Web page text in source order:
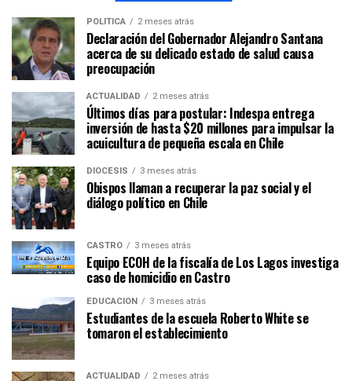
POLÍTICA 2 meses atrás
Declaración del Gobernador Alejandro Santana
acerca de su delicado estado de salud causa
preocupación
ACTUALIDAD 2 meses atrás
Últimos días para postular: Indespa entrega
inversión de hasta $20 millones para impulsar la
acuicultura de pequeña escala en Chile
DIÓCESIS 3 meses atrás
Obispos llaman a recuperar la paz social y el
diálogo político en Chile
CASTRO 3 meses atrás
Equipo ECOH de la fiscalía de Los Lagos investiga
caso de homicidio en Castro
EDUCACIÓN 3 meses atrás
Estudiantes de la escuela Roberto White se
tomaron el establecimiento
ACTUALIDAD 2 meses atrás